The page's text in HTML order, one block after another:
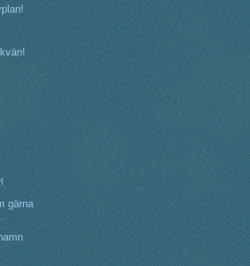
gärna